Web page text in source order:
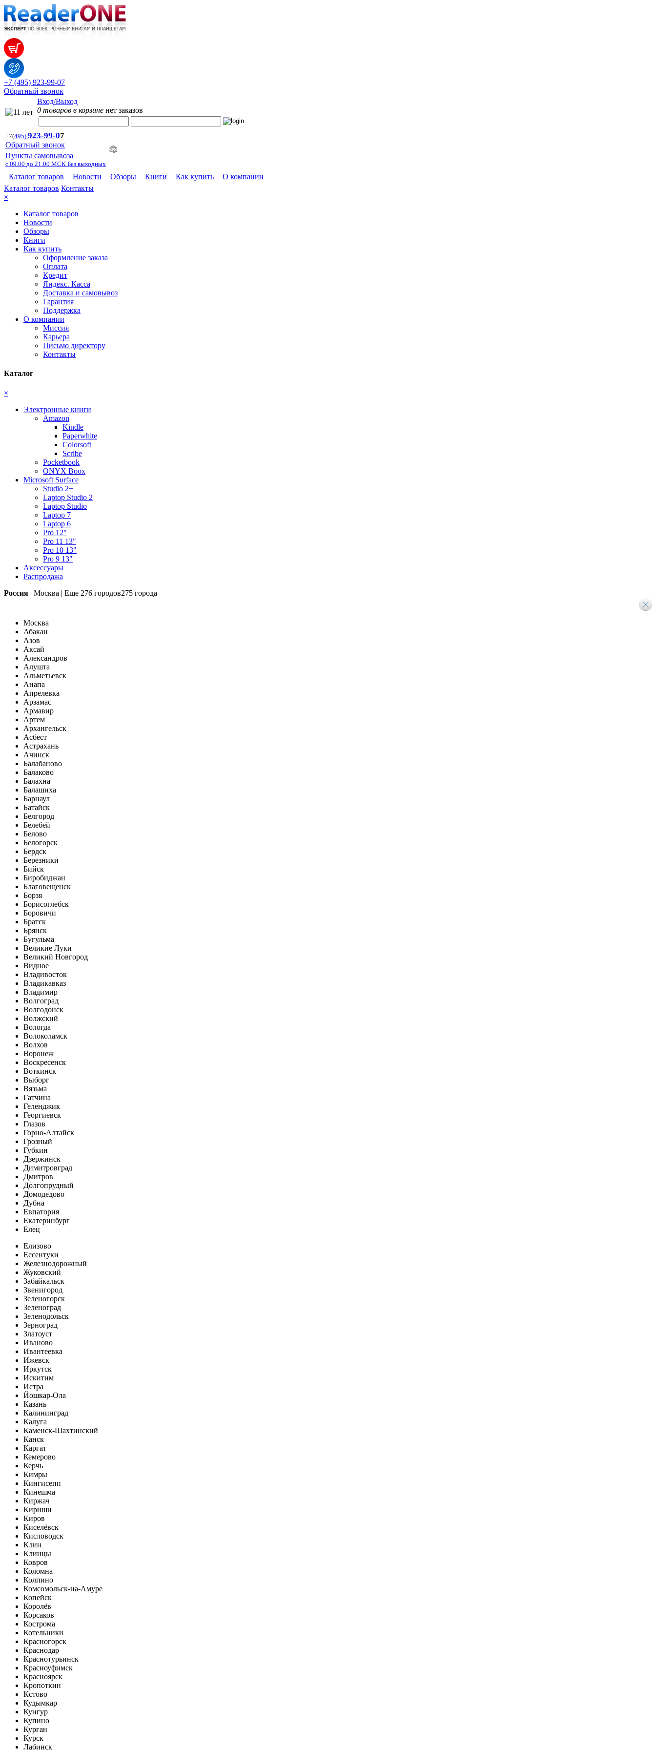
+7 (495) 923-99-07
Обратный звонок
Вход/Выход
0 товаров в корзине нет заказов
+7(495) 923-99-07
Обратный звонок
Пункты самовывоза
с 09.00 до 21.00 МСК Без выходных
Каталог товаров Новости Обзоры Книги Как купить
О компании
Каталог товаров Контакты
×
Каталог товаров
Новости
Обзоры
Книги
Как купить
Оформление заказа
Оплата
Кредит
Яндекс. Касса
Доставка и самовывоз
Гарантия
Поддержка
О компании
Миссия
Карьера
Письмо директору
Контакты
Каталог
×
Электронные книги
Amazon
Kindle
Paperwhite
Colorsoft
Scribe
Pocketbook
ONYX Boox
Microsoft Surface
Studio 2+
Laptop Studio 2
Laptop Studio
Laptop 7
Laptop 6
Pro 12"
Pro 11 13"
Pro 10 13"
Pro 9 13"
Аксессуары
Распродажа
Россия | Москва | Еще 276 городов275 города
Москва
Абакан
Азов
Аксай
Александров
Алушта
Альметьевск
Анапа
Апрелевка
Арзамас
Армавир
Артем
Архангельск
Асбест
Астрахань
Ачинск
Балабаново
Балаково
Балахна
Балашиха
Барнаул
Батайск
Белгород
Белебей
Белово
Белогорск
Бердск
Березники
Бийск
Биробиджан
Благовещенск
Борзя
Борисоглебск
Боровичи
Братск
Брянск
Бугульма
Великие Луки
Великий Новгород
Видное
Владивосток
Владикавказ
Владимир
Волгоград
Волгодонск
Волжский
Вологда
Волоколамск
Волхов
Воронеж
Воскресенск
Воткинск
Выборг
Вязьма
Гатчина
Геленджик
Георгиевск
Глазов
Горно-Алтайск
Грозный
Губкин
Дзержинск
Димитровград
Дмитров
Долгопрудный
Домодедово
Дубна
Евпатория
Екатеринбург
Елец
Елизово
Ессентуки
Железнодорожный
Жуковский
Забайкальск
Звенигород
Зеленогорск
Зеленоград
Зеленодольск
Зерноград
Златоуст
Иваново
Ивантеевка
Ижевск
Иркутск
Искитим
Истра
Йошкар-Ола
Казань
Калининград
Калуга
Каменск-Шахтинский
Канск
Каргат
Кемерово
Керчь
Кимры
Кингисепп
Кинешма
Киржач
Кириши
Киров
Киселёвск
Кисловодск
Клин
Клинцы
Ковров
Коломна
Колпино
Комсомольск-на-Амуре
Копейск
Королёв
Корсаков
Кострома
Котельники
Красногорск
Краснодар
Краснотурьинск
Красноуфимск
Красноярск
Кропоткин
Кстово
Кудымкар
Кунгур
Купино
Курган
Курск
Лабинск